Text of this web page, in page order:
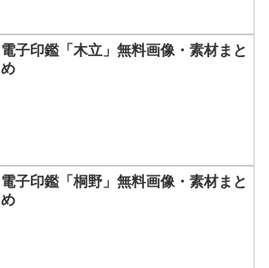
電子印鑑「木立」無料画像・素材まと
め
電子印鑑「桐野」無料画像・素材まと
め